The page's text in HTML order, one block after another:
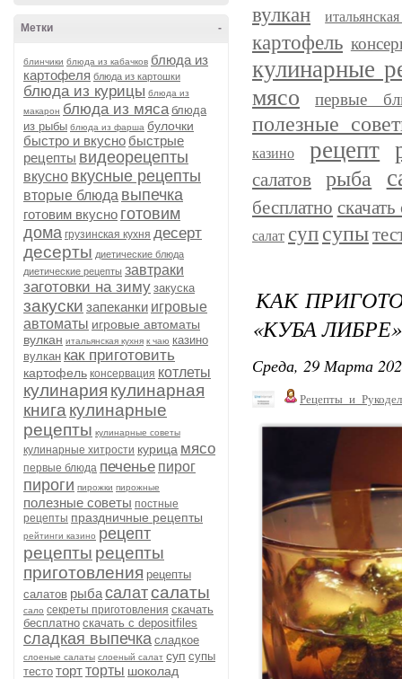
-
Метки
блинчики блюда из кабачков блюда из
картофеля блюда из картошки
блюда из курицы блюда из
макарон блюда из мяса блюда
из рыбы блюда из фарша булочки
быстро и вкусно быстрые
рецепты видеорецепты
вкусно вкусные рецепты
вторые блюда выпечка
готовим вкусно готовим
дома грузинская кухня десерт
десерты диетические блюда
диетические рецепты завтраки
заготовки на зиму закуска
закуски запеканки игровые
автоматы игровые автоматы
вулкан итальянская кухня к чаю казино
вулкан как приготовить
картофель консервация котлеты
кулинария кулинарная
книга кулинарные
рецепты кулинарные советы
кулинарные хитрости курица мясо
первые блюда печенье пирог
пироги пирожки пирожные
полезные советы постные
рецепты праздничные рецепты
рейтинги казино рецепт
рецепты рецепты
приготовления рецепты
салатов рыбасалатсалаты
сало секреты приготовления скачать
бесплатно скачать с depositfiles
сладкая выпечка сладкое
слоеные салаты слоеный салат суп супы
тесто тортторты шоколад
вулкан
картофель
кулинарные
мясо
первые
полезные
казино рецепт
салатов рыба
бесплатно
салат суп супы
КАК
«КУБА
Среда, 29 Марта